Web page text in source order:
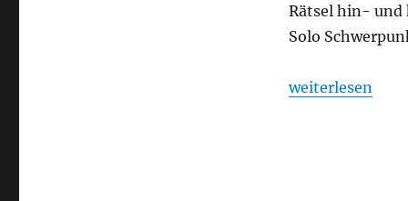
Rätsel hin- und
Solo
„Herd –
weiterlesen